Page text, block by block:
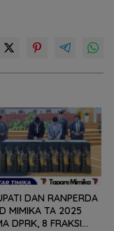
DAN RANPERDA
MIMIKA TA 2025
DPRK, 8 FRAKSI